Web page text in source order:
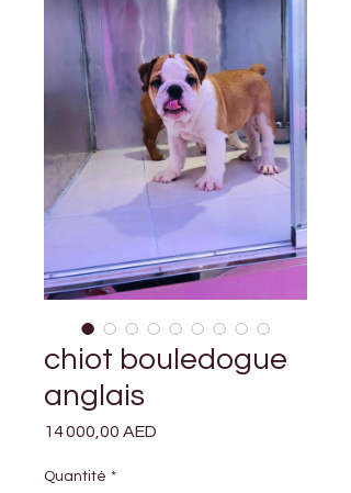
chiot bouledogue
anglais
14 000,00 AED
Quantité *